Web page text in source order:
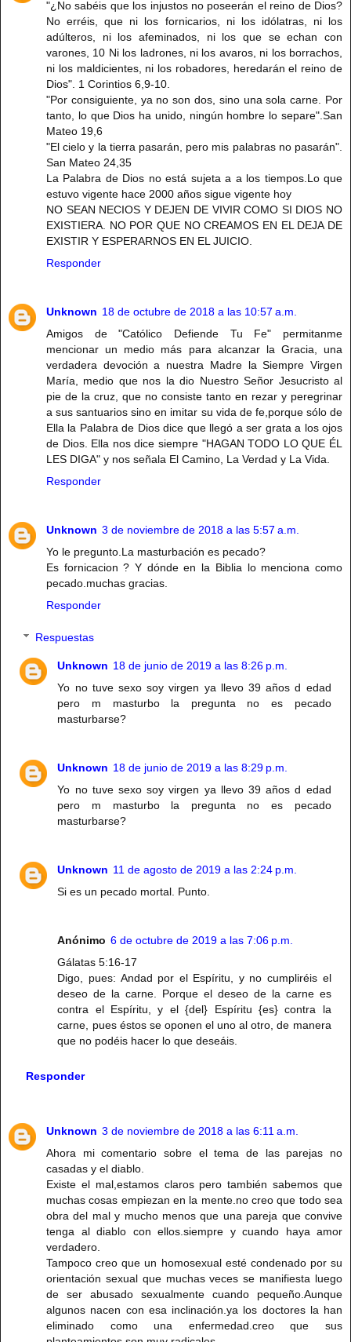
"¿No sabéis que los injustos no poseerán el reino de Dios?
No erréis, que ni los fornicarios, ni los idólatras, ni los
adúlteros, ni los afeminados, ni los que se echan con
varones, 10 Ni los ladrones, ni los avaros, ni los borrachos,
ni los maldicientes, ni los robadores, heredarán el reino de
Dios". 1 Corintios 6,9-10.
"Por consiguiente, ya no son dos, sino una sola carne. Por
tanto, lo que Dios ha unido, ningún hombre lo separe".San
Mateo 19,6
"El cielo y la tierra pasarán, pero mis palabras no pasarán".
San Mateo 24,35
La Palabra de Dios no está sujeta a a los tiempos.Lo que
estuvo vigente hace 2000 años sigue vigente hoy
NO SEAN NECIOS Y DEJEN DE VIVIR COMO SI DIOS NO
EXISTIERA. NO POR QUE NO CREAMOS EN EL DEJA DE
EXISTIR Y ESPERARNOS EN EL JUICIO.
Responder
Unknown 18 de octubre de 2018 a las 10:57 a.m.
Amigos de "Católico Defiende Tu Fe" permitanme
mencionar un medio más para alcanzar la Gracia, una
verdadera devoción a nuestra Madre la Siempre Virgen
María, medio que nos la dio Nuestro Señor Jesucristo al
pie de la cruz, que no consiste tanto en rezar y peregrinar
a sus santuarios sino en imitar su vida de fe,porque sólo de
Ella la Palabra de Dios dice que llegó a ser grata a los ojos
de Dios. Ella nos dice siempre "HAGAN TODO LO QUE ÉL
LES DIGA" y nos señala El Camino, La Verdad y La Vida.
Responder
Unknown 3 de noviembre de 2018 a las 5:57 a.m.
Yo le pregunto.La masturbación es pecado?
Es fornicacion ? Y dónde en la Biblia lo menciona como
pecado.muchas gracias.
Responder
Respuestas
Unknown 18 de junio de 2019 a las 8:26 p.m.
Yo no tuve sexo soy virgen ya llevo 39 años d edad
pero m masturbo la pregunta no es pecado
masturbarse?
Unknown 18 de junio de 2019 a las 8:29 p.m.
Yo no tuve sexo soy virgen ya llevo 39 años d edad
pero m masturbo la pregunta no es pecado
masturbarse?
Unknown 11 de agosto de 2019 a las 2:24 p.m.
Si es un pecado mortal. Punto.
Anónimo 6 de octubre de 2019 a las 7:06 p.m.
Gálatas 5:16-17
Digo, pues: Andad por el Espíritu, y no cumpliréis el
deseo de la carne. Porque el deseo de la carne es
contra el Espíritu, y el {del} Espíritu {es} contra la
carne, pues éstos se oponen el uno al otro, de manera
que no podéis hacer lo que deseáis.
Responder
Unknown 3 de noviembre de 2018 a las 6:11 a.m.
Ahora mi comentario sobre el tema de las parejas no
casadas y el diablo.
Existe el mal,estamos claros pero también sabemos que
muchas cosas empiezan en la mente.no creo que todo sea
obra del mal y mucho menos que una pareja que convive
tenga al diablo con ellos.siempre y cuando haya amor
verdadero.
Tampoco creo que un homosexual esté condenado por su
orientación sexual que muchas veces se manifiesta luego
de ser abusado sexualmente cuando pequeño.Aunque
algunos nacen con esa inclinación.ya los doctores la han
eliminado como una enfermedad.creo que sus